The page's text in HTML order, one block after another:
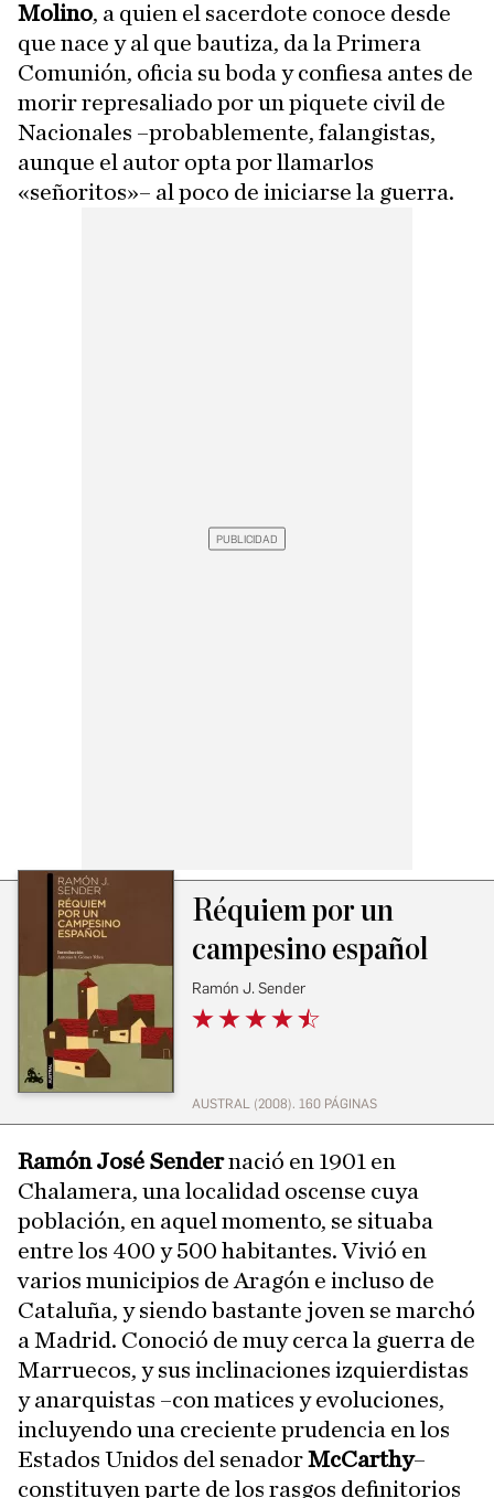
Molino, a quien el sacerdote conoce desde
que nace y al que bautiza, da la Primera
Comunión, oficia su boda y confiesa antes de
morir represaliado por un piquete civil de
Nacionales –probablemente, falangistas,
aunque el autor opta por llamarlos
«señoritos»– al poco de iniciarse la guerra.
AUSTRAL (2008). 160 PÁGINAS
Réquiem por un
campesino español
Ramón J. Sender
Ramón José Sendernació en 1901 en
Chalamera, una localidad oscense cuya
población, en aquel momento, se situaba
entre los 400 y 500 habitantes. Vivió en
varios municipios de Aragón e incluso de
Cataluña, y siendo bastante joven se marchó
a Madrid. Conoció de muy cerca la guerra de
Marruecos, y sus inclinaciones izquierdistas
y anarquistas –con matices y evoluciones,
incluyendo una creciente prudencia en los
Estados Unidos del senadorMcCarthy–
constituyen parte de los rasgos definitorios